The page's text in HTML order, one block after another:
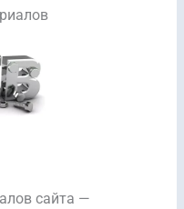
сайта —